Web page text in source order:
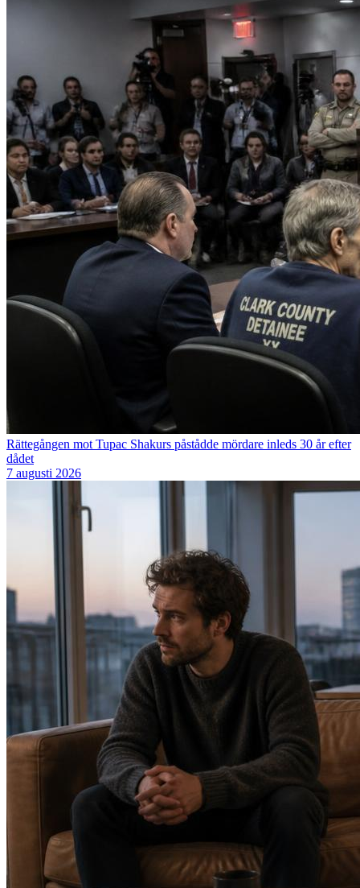
Rättegången mot Tupac Shakurs påstådde mördare inleds 30 år efter
dådet
7 augusti 2026